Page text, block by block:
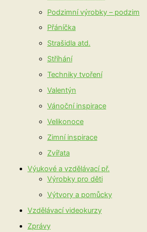
Podzimní výrobky – podzim
Přáníčka
Strašidla atd.
Stříhání
Techniky tvoření
Valentýn
Vánoční inspirace
Velikonoce
Zimní inspirace
Zvířata
Výukové a vzdělávací př.
Výrobky pro děti
Výtvory a pomůcky
Vzdělávací videokurzy
Zprávy